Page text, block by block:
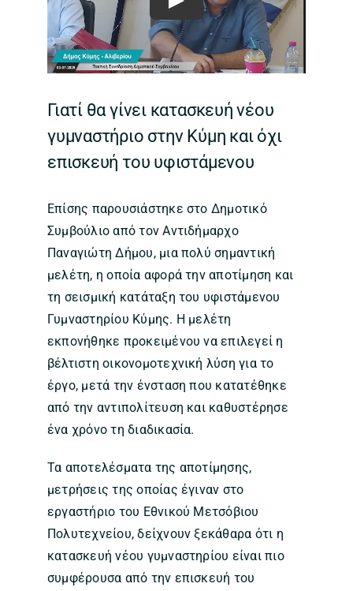
Play
Γιατί θα γίνει κατασκευή νέου
γυμναστήριο στην Κύμη και όχι
επισκευή του υφιστάμενου
Επίσης παρουσιάστηκε στο Δημοτικό
Συμβούλιο από τον Αντιδήμαρχο
Παναγιώτη Δήμου, μια πολύ σημαντική
μελέτη, η οποία αφορά την αποτίμηση και
τη σεισμική κατάταξη του υφιστάμενου
Γυμναστηρίου Κύμης. Η μελέτη
εκπονήθηκε προκειμένου να επιλεγεί η
βέλτιστη οικονομοτεχνική λύση για το
έργο, μετά την ένσταση που κατατέθηκε
από την αντιπολίτευση και καθυστέρησε
ένα χρόνο τη διαδικασία.
Τα αποτελέσματα της αποτίμησης,
μετρήσεις της οποίας έγιναν στο
εργαστήριο του Εθνικού Μετσόβιου
Πολυτεχνείου, δείχνουν ξεκάθαρα ότι η
κατασκευή νέου γυμναστηρίου είναι πιο
συμφέρουσα από την επισκευή του